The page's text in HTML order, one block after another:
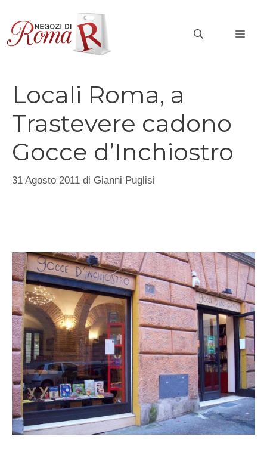
contenuto
Locali Roma, a
Trastevere cadono
Gocce d’Inchiostro
31 Agosto 2011 di Gianni Puglisi